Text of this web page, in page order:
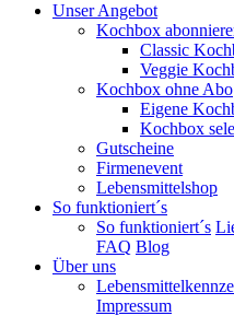
Unser Angebot
Kochbox
Classic
Veggie
Kochbox ohne Abo
Eigene
Kochbox
Gutscheine
Firmenevent
Lebensmittelshop
So funktioniert´s
So funktioniert´s
FAQ Blog
Über uns
Impressum